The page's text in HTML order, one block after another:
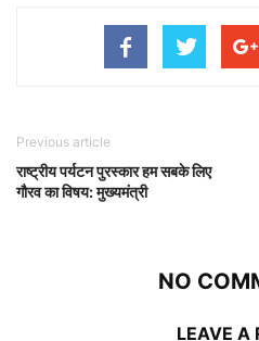
Previous article
राष्ट्रीय पर्यटन पुरस्कार हम सबके लिए
गौरव का विषय: मुख्यमंत्री
NO
LEAVE A